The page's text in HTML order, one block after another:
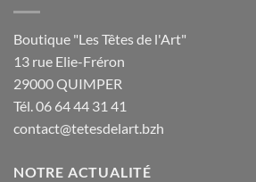
Boutique "Les Têtes de l'Art"
13 rue Elie-Fréron
29000 QUIMPER
Tél. 06 64 44 31 41
contact@tetesdelart.bzh
NOTRE ACTUALITÉ